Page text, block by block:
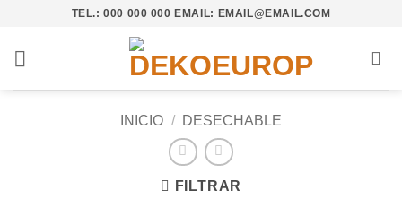
contenido
TEL.: 000 000 000 EMAIL: EMAIL@EMAIL.COM
INICIO / DESECHABLE
FILTRAR